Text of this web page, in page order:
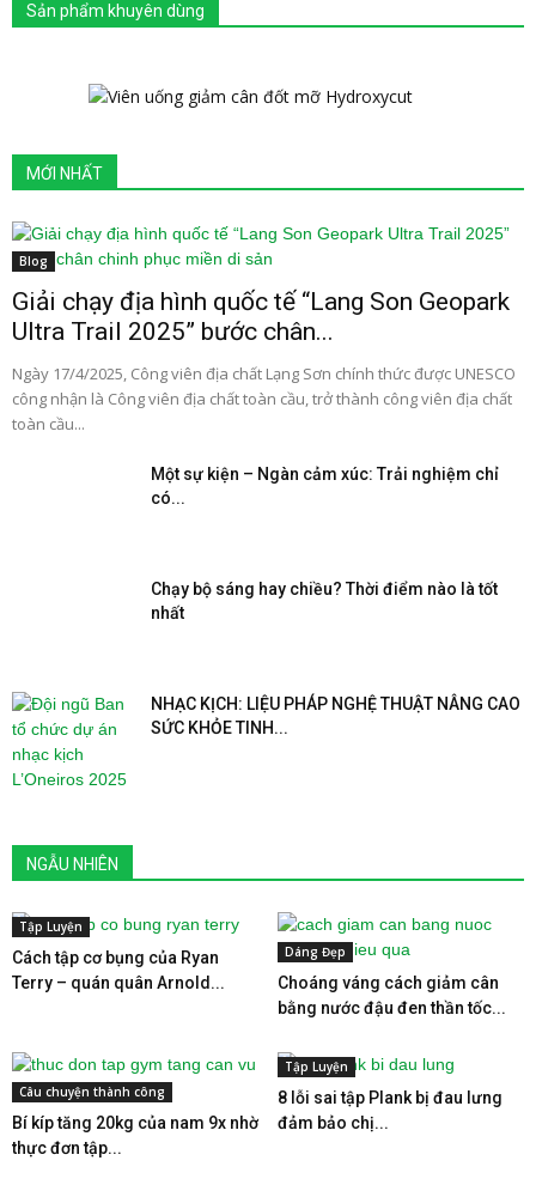
Sản phẩm khuyên dùng
MỚI NHẤT
Blog
Giải chạy địa hình quốc tế “Lang Son Geopark
Ultra Trail 2025” bước chân...
Ngày 17/4/2025, Công viên địa chất Lạng Sơn chính thức được UNESCO
công nhận là Công viên địa chất toàn cầu, trở thành công viên địa chất
toàn cầu...
Một sự kiện – Ngàn cảm xúc: Trải nghiệm chỉ
có...
Chạy bộ sáng hay chiều? Thời điểm nào là tốt
nhất
NHẠC KỊCH: LIỆU PHÁP NGHỆ THUẬT NÂNG CAO
SỨC KHỎE TINH...
NGẪU NHIÊN
Tập Luyện
Cách tập cơ bụng của Ryan
Terry – quán quân Arnold...
Dáng Đẹp
Choáng váng cách giảm cân
bằng nước đậu đen thần tốc...
Câu chuyện thành công
Bí kíp tăng 20kg của nam 9x nhờ
thực đơn tập...
Tập Luyện
8 lỗi sai tập Plank bị đau lưng
đảm bảo chị...